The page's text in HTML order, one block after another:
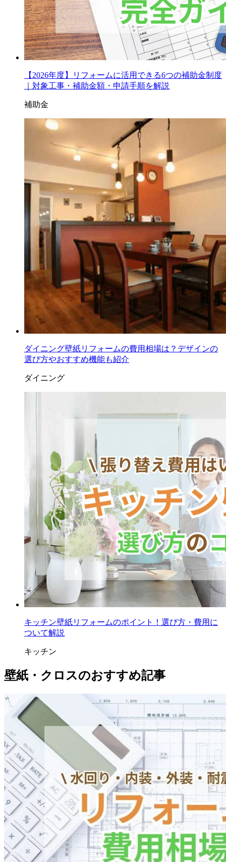
【2026年度】リフォームに活用できる6つの補助金制度
｜対象工事・補助金額・申請手順を解説
補助金
ダイニング壁紙リフォームの費用相場は？デザインの
選び方やおすすめ機能も紹介
ダイニング
キッチン壁紙リフォームのポイント！選び方・費用に
ついて解説
キッチン
壁紙・クロスのおすすめ記事